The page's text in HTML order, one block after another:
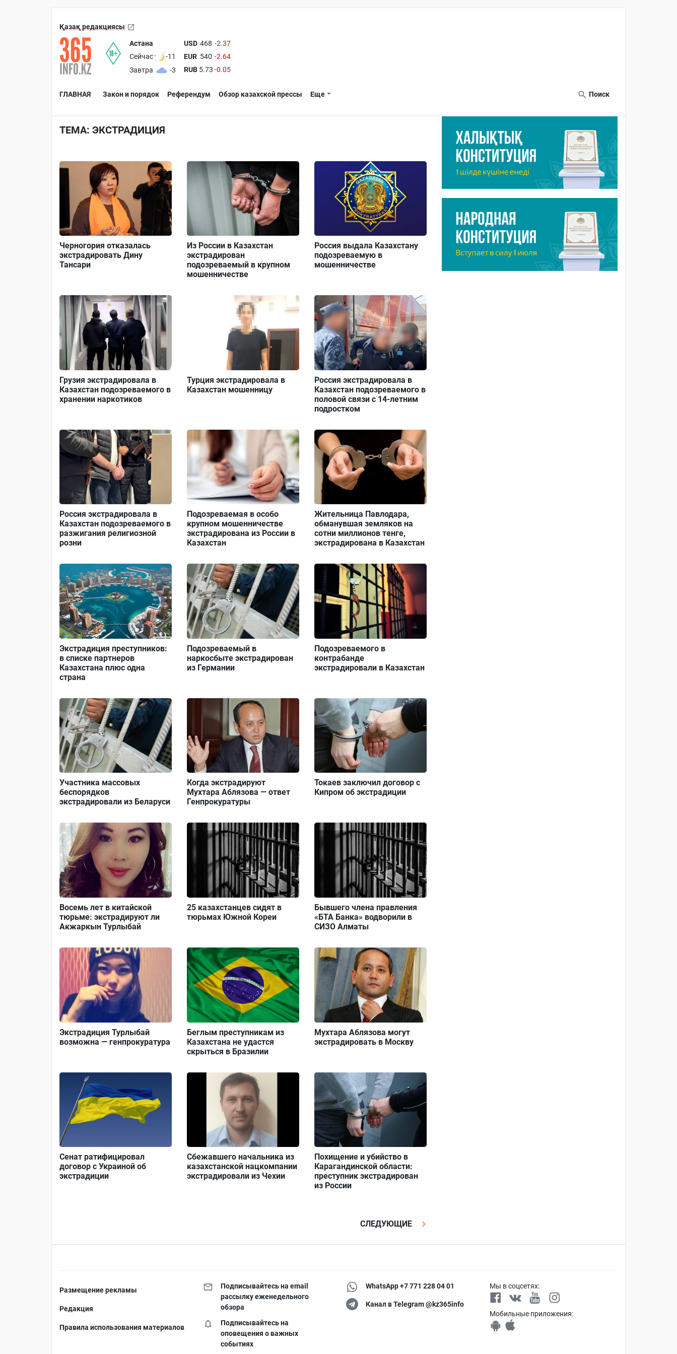
Қазақ редакциясы
Астана
Сейчас
-11
Завтра
-3
USD 468 -2.37
EUR 540 -2.64
RUB 5.73 -0.05
ГЛАВНАЯ Закон и порядок Референдум Обзор казахской прессы Еще Поиск
ТЕМА: ЭКСТРАДИЦИЯ
Черногория отказалась
экстрадировать Дину
Тансари
Из России в Казахстан
экстрадирован
подозреваемый в крупном
мошенничестве
Россия выдала Казахстану
подозреваемую в
мошенничестве
Грузия экстрадировала в
Казахстан подозреваемого в
хранении наркотиков
Турция экстрадировала в
Казахстан мошенницу
Россия экстрадировала в
Казахстан подозреваемого в
половой связи с 14-летним
подростком
Россия экстрадировала в
Казахстан подозреваемого в
разжигания религиозной
розни
Подозреваемая в особо
крупном мошенничестве
экстрадирована из России в
Казахстан
Жительница Павлодара,
обманувшая земляков на
сотни миллионов тенге,
экстрадирована в Казахстан
Экстрадиция преступников:
в списке партнеров
Казахстана плюс одна
страна
Подозреваемый в
наркосбыте экстрадирован
из Германии
Подозреваемого в
контрабанде
экстрадировали в Казахстан
Участника массовых
беспорядков
экстрадировали из Беларуси
Когда экстрадируют
Мухтара Аблязова — ответ
Генпрокуратуры
Токаев заключил договор с
Кипром об экстрадиции
Восемь лет в китайской
тюрьме: экстрадируют ли
Акжаркын Турлыбай
25 казахстанцев сидят в
тюрьмах Южной Кореи
Бывшего члена правления
«БТА Банка» водворили в
СИЗО Алматы
Экстрадиция Турлыбай
возможна — генпрокуратура
Беглым преступникам из
Казахстана не удастся
скрыться в Бразилии
Мухтара Аблязова могут
экстрадировать в Москву
Сенат ратифицировал
договор с Украиной об
экстрадиции
Сбежавшего начальника из
казахстанской нацкомпании
экстрадировали из Чехии
Похищение и убийство в
Карагандинской области:
преступник экстрадирован
из России
СЛЕДУЮЩИЕ
Размещение рекламы
Редакция
Правила использования материалов
Подписывайтесь на email
рассылку еженедельного
обзора
Подписывайтесь на
оповещения о важных
событиях
WhatsApp +7 771 228 04 01
Канал в Telegram @kz365info
Мы в соцсетях:
Мобильные приложения: